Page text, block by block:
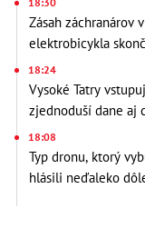
Zásah záchranárov
elektrobicykla
18:24
Vysoké Tatry
zjednoduší dane aj
18:08
Typ dronu, ktorý
hlásili neďaleko